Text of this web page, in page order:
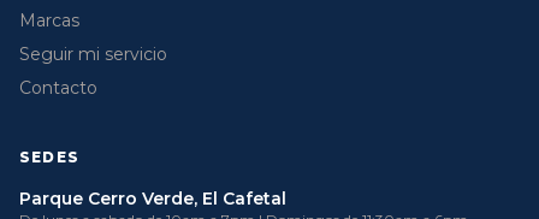
Marcas
Seguir mi servicio
Contacto
SEDES
Parque Cerro Verde, El Cafetal